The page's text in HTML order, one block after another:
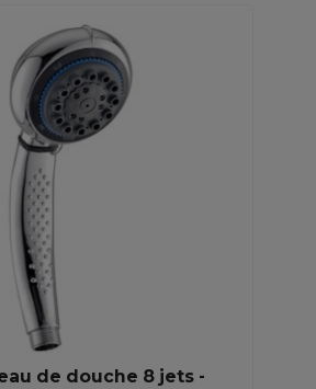
de douche 8 jets -